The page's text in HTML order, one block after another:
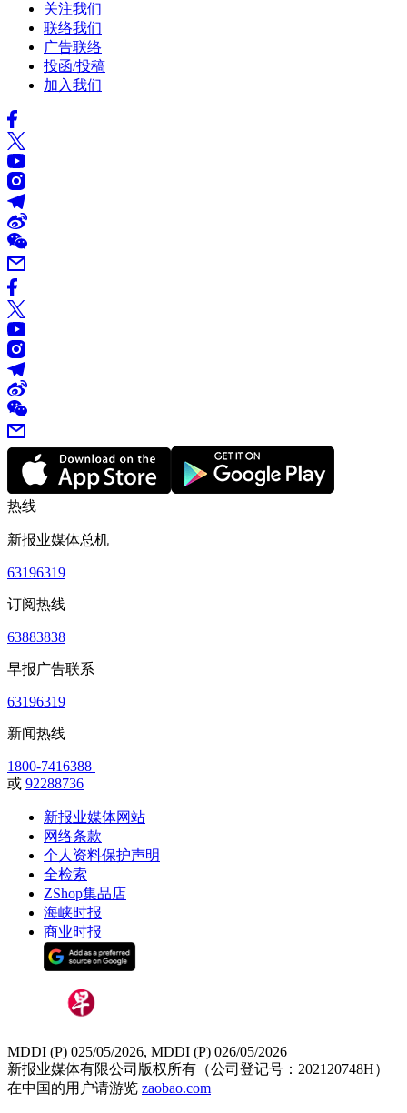
关注我们
联络我们
广告联络
投函/投稿
加入我们
热线
新报业媒体总机
63196319
订阅热线
63883838
早报广告联系
63196319
新闻热线
1800-7416388
或 92288736
新报业媒体网站
网络条款
个人资料保护声明
全检索
ZShop集品店
海峡时报
商业时报
MDDI (P) 025/05/2026, MDDI (P) 026/05/2026
新报业媒体有限公司版权所有（公司登记号：202120748H）
在中国的用户请游览 zaobao.com